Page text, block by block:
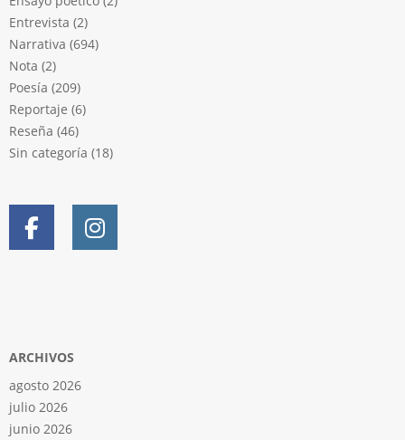
Entrevista (2)
Narrativa (694)
Nota (2)
Poesía (209)
Reportaje (6)
Reseña (46)
Sin categoría (18)
ARCHIVOS
agosto 2026
julio 2026
junio 2026